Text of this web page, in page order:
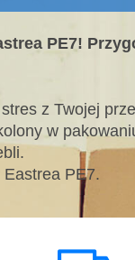
PE7!
z Twojej
w
Eastrea PE7.